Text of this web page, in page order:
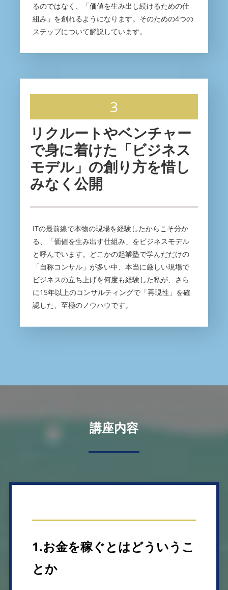
るのではなく、「価値を生み出し続けるための仕
組み」を創れるようになります。そのための4つの
ステップについて解説しています。
3
リクルートやベンチャー
で身に着けた「ビジネス
モデル」の創り方を惜し
みなく公開
ITの最前線で本物の現場を経験したからこそ分か
る、「価値を生み出す仕組み」をビジネスモデル
と呼んでいます。どこかの起業塾で学んだだけの
「自称コンサル」が多い中、本当に厳しい現場で
ビジネスの立ち上げを何度も経験した私が、さら
に15年以上のコンサルティングで「再現性」を確
認した、至極のノウハウです。
講座内容
1.お金を稼ぐとはどういうこ
とか